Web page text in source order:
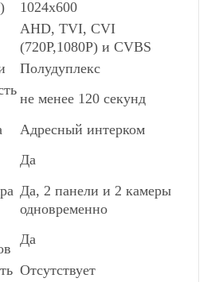
видеодомофоны
видеодомофон
Видеофоны
1024x600
AHD, TVI, CVI
(720P,1080P) и CVBS
Полудуплекс
не менее 120 секунд
Адресный интерком
Да
Да, 2 панели и 2 камеры
одновременно
Да
Отсутствует